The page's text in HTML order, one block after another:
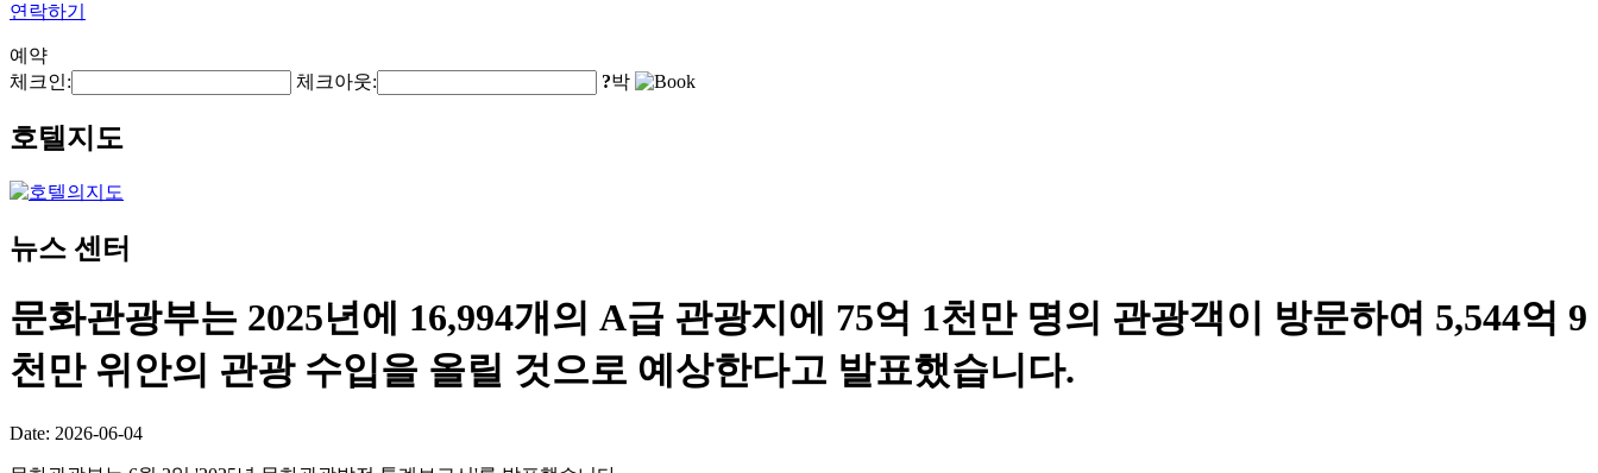
연락하기
예약
체크인:
체크아웃: ?박
호텔지도
뉴스 센터
문화관광부는 2025년에 16,994개의 A급 관광지에 75억 1천만 명의 관광객이 방문하여 5,544억 9
천만 위안의 관광 수입을 올릴 것으로 예상한다고 발표했습니다.
Date: 2026-06-04